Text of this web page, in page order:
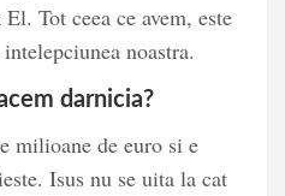
Tot ceea ce avem, este
noastra.
darnicia?
milioane de euro si e
Isus nu se uita la cat